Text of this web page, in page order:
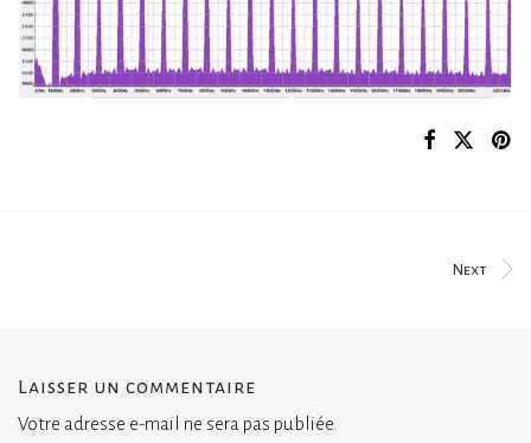
Next
Laisser un commentaire
Votre adresse e-mail ne sera pas publiée.